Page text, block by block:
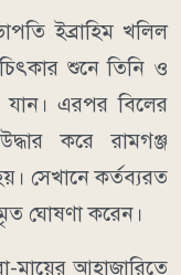
ইব্রাহিম খলিল
শুনে তিনি ও
যান। এরপর বিলের
করে রামগঞ্জ
সেখানে কর্তব্যরত
মৃত ঘোষণা করেন।
মায়ের আহাজারিতে